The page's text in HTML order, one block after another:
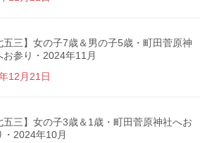
五三】女の子7歳＆男の子5歳・町田菅原神
お参り・2024年11月
12月21日
五三】女の子3歳＆1歳・町田菅原神社へお
・2024年10月